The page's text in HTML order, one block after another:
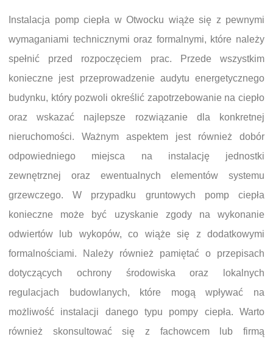
Instalacja pomp ciepła w Otwocku wiąże się z pewnymi
wymaganiami technicznymi oraz formalnymi, które należy
spełnić przed rozpoczęciem prac. Przede wszystkim
konieczne jest przeprowadzenie audytu energetycznego
budynku, który pozwoli określić zapotrzebowanie na ciepło
oraz wskazać najlepsze rozwiązanie dla konkretnej
nieruchomości. Ważnym aspektem jest również dobór
odpowiedniego miejsca na instalację jednostki
zewnętrznej oraz ewentualnych elementów systemu
grzewczego. W przypadku gruntowych pomp ciepła
konieczne może być uzyskanie zgody na wykonanie
odwiertów lub wykopów, co wiąże się z dodatkowymi
formalnościami. Należy również pamiętać o przepisach
dotyczących ochrony środowiska oraz lokalnych
regulacjach budowlanych, które mogą wpływać na
możliwość instalacji danego typu pompy ciepła. Warto
również skonsultować się z fachowcem lub firmą